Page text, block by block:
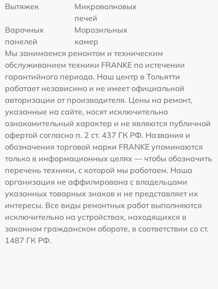
Вытяжек
Микроволновых
печей
Варочных
панелей
Морозильных
камер
Мы занимаемся ремонтом и техническим
обслуживанием техники FRANKE по истечении
гарантийного периода. Наш центр в Тольятти
работает независимо и не имеет официальной
авторизации от производителя. Цены на ремонт,
указанные на сайте, носят исключительно
ознакомительный характер и не являются публичной
офертой согласно п. 2 ст. 437 ГК РФ. Названия и
обозначения торговой марки FRANKE упоминаются
только в информационных целях — чтобы обозначить
перечень техники, с которой мы работаем. Наша
организация не аффилирована с владельцами
указанных товарных знаков и не представляет их
интересы. Все виды ремонтных работ выполняются
исключительно на устройствах, находящихся в
законном гражданском обороте, в соответствии со ст.
1487 ГК РФ.